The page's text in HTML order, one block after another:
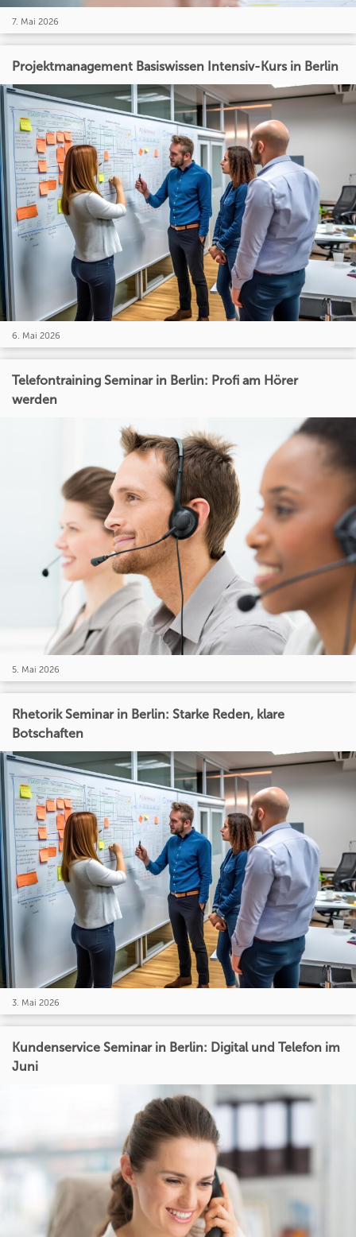
7. Mai 2026
Projektmanagement Basiswissen Intensiv-Kurs in Berlin
6. Mai 2026
Telefontraining Seminar in Berlin: Profi am Hörer
werden
5. Mai 2026
Rhetorik Seminar in Berlin: Starke Reden, klare
Botschaften
3. Mai 2026
Kundenservice Seminar in Berlin: Digital und Telefon im
Juni